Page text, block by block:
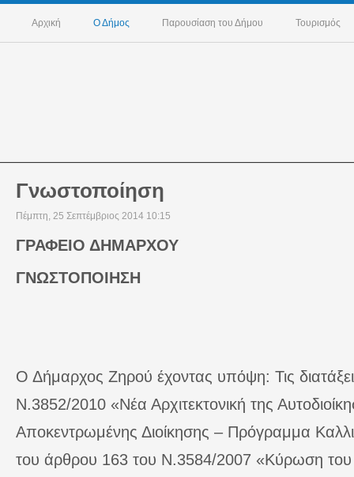
Αρχική Ο Δήμος Παρουσίαση του Δήμου Τουρισμός
Γνωστοποίηση
Πέμπτη, 25 Σεπτέμβριος 2014 10:15
ΓΡΑΦΕΙΟ ΔΗΜΑΡΧΟΥ
ΓΝΩΣΤΟΠΟΙΗΣΗ
Ο Δήμαρχος Ζηρού έχοντας υπόψη: Τις
Ν.3852/2010 «Νέα Αρχιτεκτονική της
Αποκεντρωμένης Διοίκησης – Πρόγραμμα
του άρθρου 163 του Ν.3584/2007 «Κύρωση